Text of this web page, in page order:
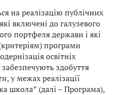
на реалізацію публічних
включені до галузевого
портфеля держави і які
програми
освітніх
здобуття
у межах реалізації
школа” (далі – Програма),